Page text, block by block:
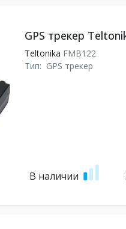
GPS трекер
Teltonika FMB122
Тип: GPS трекер
В наличии